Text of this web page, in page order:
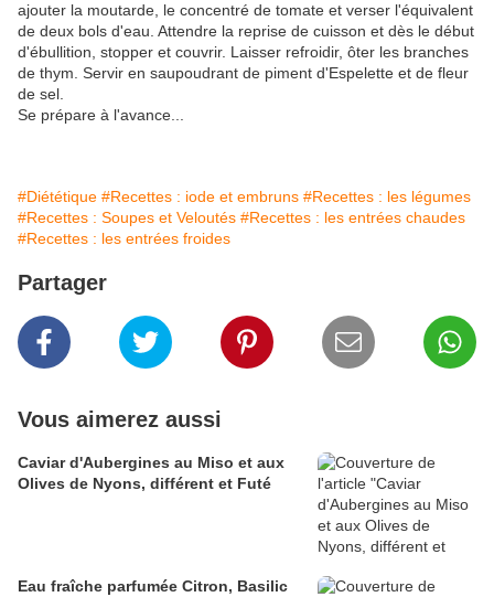
ajouter la moutarde, le concentré de tomate et verser l'équivalent
de deux bols d'eau. Attendre la reprise de cuisson et dès le début
d'ébullition, stopper et couvrir. Laisser refroidir, ôter les branches
de thym. Servir en saupoudrant de piment d'Espelette et de fleur
de sel.
Se prépare à l'avance...
#Diététique #Recettes : iode et embruns #Recettes : les légumes
#Recettes : Soupes et Veloutés #Recettes : les entrées chaudes
#Recettes : les entrées froides
Partager
Vous aimerez aussi
Caviar d'Aubergines au Miso et aux
Olives de Nyons, différent et Futé
Eau fraîche parfumée Citron, Basilic